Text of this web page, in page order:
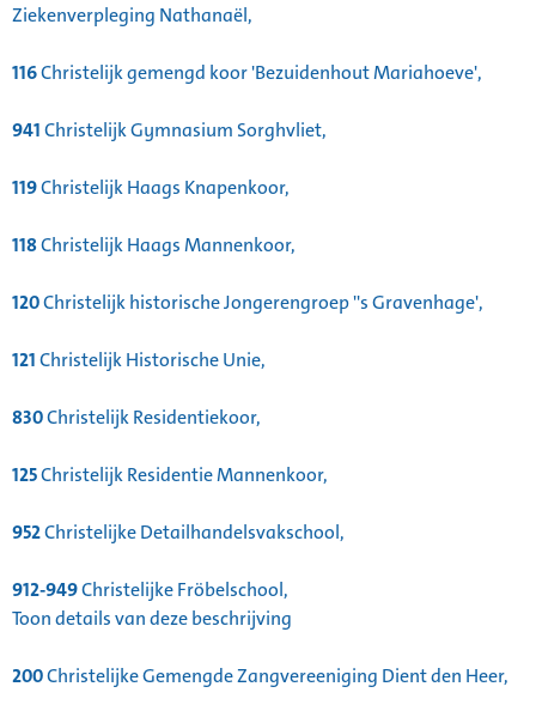
Ziekenverpleging Nathanaël,
116Christelijk gemengd koor 'Bezuidenhout Mariahoeve',
941Christelijk Gymnasium Sorghvliet,
119Christelijk Haags Knapenkoor,
118Christelijk Haags Mannenkoor,
120Christelijk historische Jongerengroep ''s Gravenhage',
121Christelijk Historische Unie,
830Christelijk Residentiekoor,
125Christelijk Residentie Mannenkoor,
952Christelijke Detailhandelsvakschool,
912-949Christelijke Fröbelschool,
Toon details van deze beschrijving
200Christelijke Gemengde Zangvereeniging Dient den Heer,